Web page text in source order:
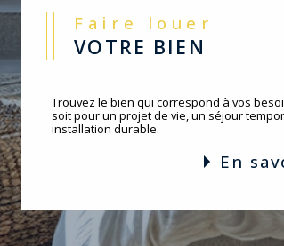
VOTRE BIEN
soit pour un projet de vie, un séjour
installation durable.
en